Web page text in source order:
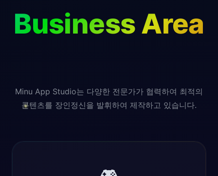
Business Area
Minu App Studio는 다양한 전문가가 협력하여 최적의
콘텐츠를 장인정신을 발휘하여 제작하고 있습니다.